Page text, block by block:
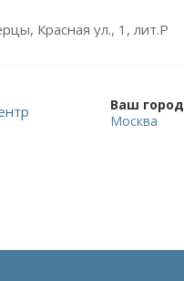
Красная ул., 1, лит.Р
Ваш город
Москва